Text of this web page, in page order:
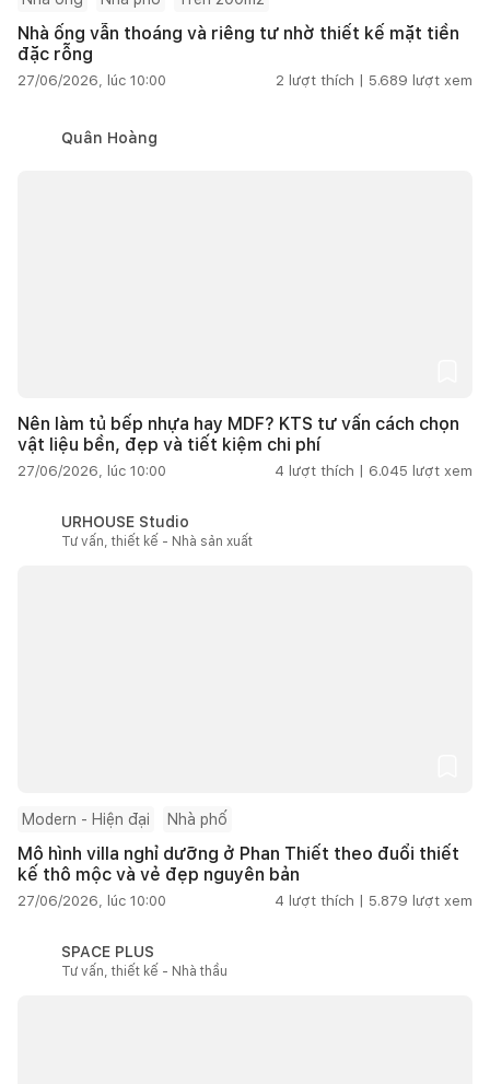
Nhà ống vẫn thoáng và riêng tư nhờ thiết kế mặt tiền
đặc rỗng
27/06/2026, lúc 10:00 2 lượt thích | 5.689 lượt xem
Quân Hoàng
Nên làm tủ bếp nhựa hay MDF? KTS tư vấn cách chọn
vật liệu bền, đẹp và tiết kiệm chi phí
27/06/2026, lúc 10:00 4 lượt thích | 6.045 lượt xem
URHOUSE Studio
Tư vấn, thiết kế - Nhà sản xuất
Modern - Hiện đại Nhà phố
Mô hình villa nghỉ dưỡng ở Phan Thiết theo đuổi thiết
kế thô mộc và vẻ đẹp nguyên bản
27/06/2026, lúc 10:00 4 lượt thích | 5.879 lượt xem
SPACE PLUS
Tư vấn, thiết kế - Nhà thầu